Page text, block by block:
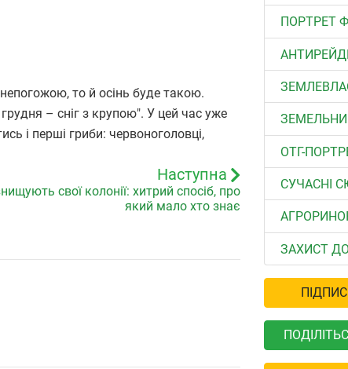
то й осінь буде такою.
– сніг з крупою". У цей час уже
і перші гриби: червоноголовці,
Наступна
свої колонії: хитрий спосіб, про
який мало хто знає
ПОРТРЕТ
ОТГ-
СУЧАСНІ
ЗАХИСТ